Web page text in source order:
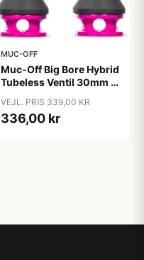
MUC-OFF
Muc-Off Big Bore Hybrid
Tubeless Ventil 30mm -
VEJL. PRIS 339,00 KR
336,00 kr